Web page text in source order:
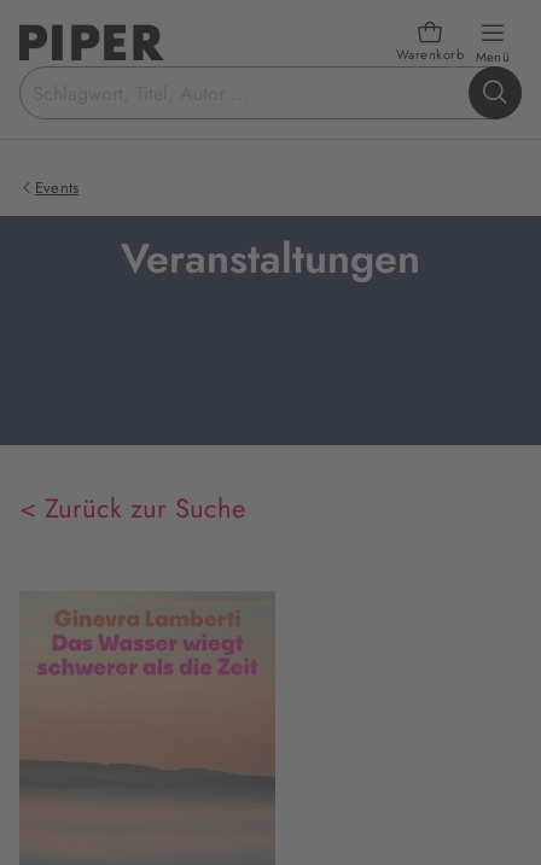
Warenkorb Menü
Suchbegriff
eingeben
Events
Veranstaltungen
< Zurück zur Suche